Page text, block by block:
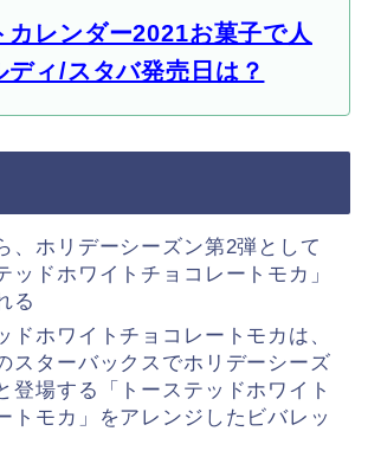
カレンダー2021お菓子で人
ディ/スタバ発売日は？
、ホリデーシーズン第2弾として
ッドホワイトチョコレートモカ」
る
ドホワイトチョコレートモカは、
スターバックスでホリデーシーズ
登場する「トーステッドホワイト
トモカ」をアレンジしたビバレッ